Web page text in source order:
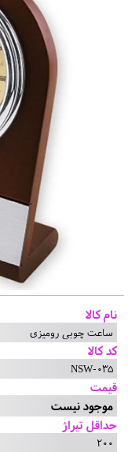
نام کالا
ساعت چوبی رومیزی
کد کالا
NSW-035
قیمت
موجود نیست
حداقل تیراژ
200